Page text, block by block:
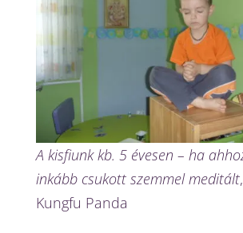
A kisfiunk kb. 5 évesen – ha
inkább csukott szemmel meditált
Kungfu Panda